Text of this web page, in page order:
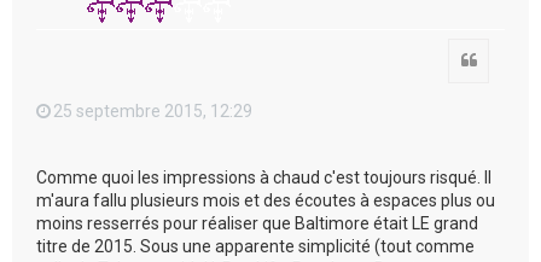
25 septembre 2015, 12:29
Comme quoi les impressions à chaud c'est toujours risqué. Il
m'aura fallu plusieurs mois et des écoutes à espaces plus ou
moins resserrés pour réaliser que Baltimore était LE grand
titre de 2015. Sous une apparente simplicité (tout comme